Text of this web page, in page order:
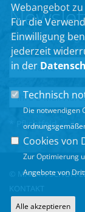
Erhalten Sie
* Pflichtfeld
© MARTIN
KONTAKT
Webangebot
Für die
Einwilligung
jederzeit
in der
Technisch
Die notwendigen
Cookies von
Zur Optimierung
Angebote von
Alle akzeptieren